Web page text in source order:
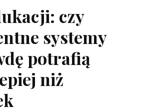
czy
systemy
potrafią
niż